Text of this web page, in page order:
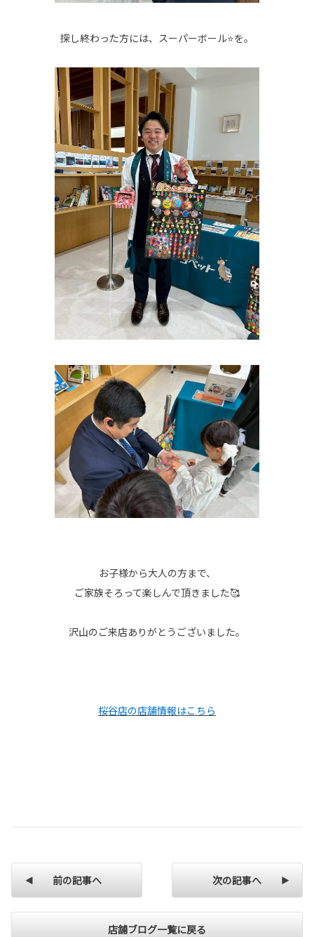
探し終わった方には、スーパーボール⭐を。
お子様から大人の方まで、
ご家族そろって楽しんで頂きました🥰
沢山のご来店ありがとうございました。
桜谷店の店舗情報はこちら
前の記事へ
店舗ブログ一覧に戻る
次の記事へ